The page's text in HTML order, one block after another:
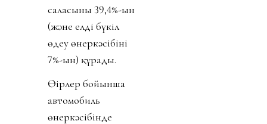
саласының 39,4%-ын
(және елдің бүкіл
өңдеу өнеркәсібінің
7%-ын) құрады.
Өңірлер бойынша
автомобиль
өнеркәсібінде